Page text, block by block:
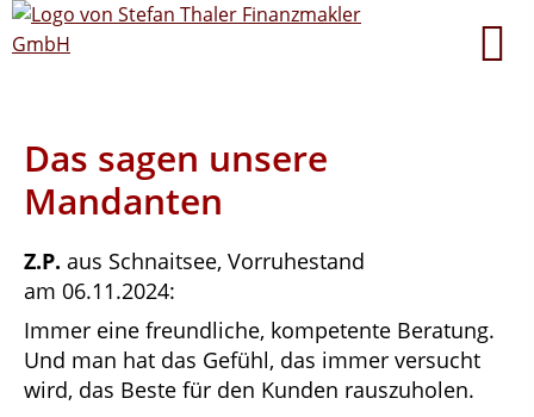
Das sagen unsere
Mandanten
Z.P. aus Schnaitsee, Vorruhestand
am 06.11.2024:
Immer eine freundliche, kompetente Beratung.
Und man hat das Gefühl, das immer versucht
wird, das Beste für den Kunden rauszuholen.